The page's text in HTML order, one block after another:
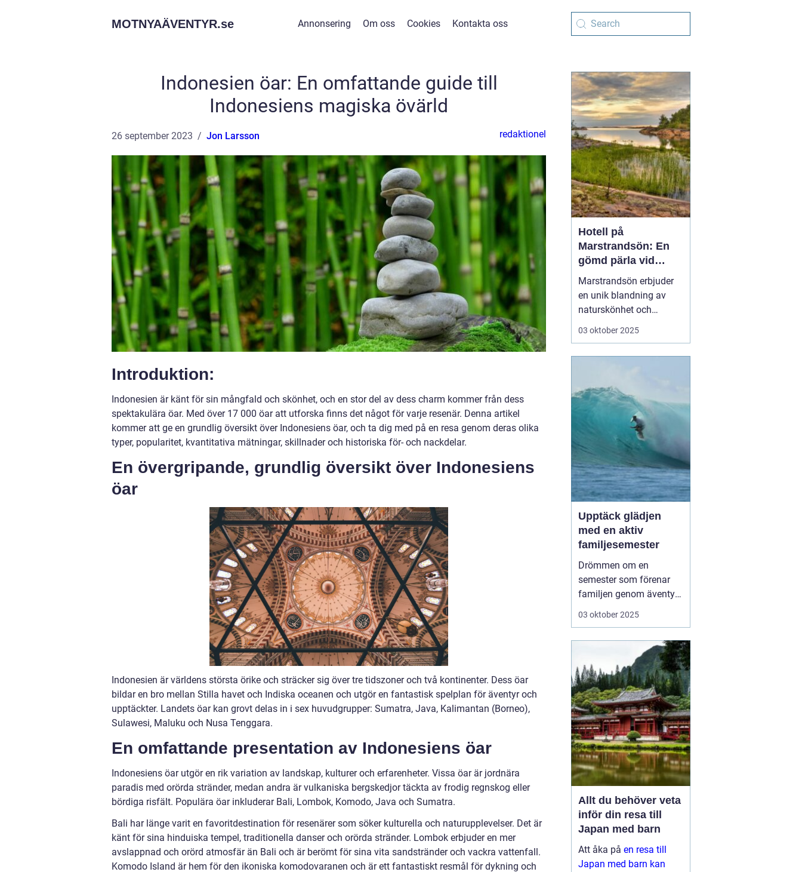
MOTNYAÄVENTYR.se Annonsering Om oss Cookies Kontakta oss
Indonesien öar: En omfattande guide till
Indonesiens magiska övärld
26 september 2023 Jon Larsson redaktionel
Introduktion:
Indonesien är känt för sin mångfald och skönhet, och en stor del av dess charm kommer från dess
spektakulära öar. Med över 17 000 öar att utforska finns det något för varje resenär. Denna artikel
kommer att ge en grundlig översikt över Indonesiens öar, och ta dig med på en resa genom deras olika
typer, popularitet, kvantitativa mätningar, skillnader och historiska för- och nackdelar.
En övergripande, grundlig översikt över Indonesiens
öar
Indonesien är världens största örike och sträcker sig över tre tidszoner och två kontinenter. Dess öar
bildar en bro mellan Stilla havet och Indiska oceanen och utgör en fantastisk spelplan för äventyr och
upptäckter. Landets öar kan grovt delas in i sex huvudgrupper: Sumatra, Java, Kalimantan (Borneo),
Sulawesi, Maluku och Nusa Tenggara.
En omfattande presentation av Indonesiens öar
Indonesiens öar utgör en rik variation av landskap, kulturer och erfarenheter. Vissa öar är jordnära
paradis med orörda stränder, medan andra är vulkaniska bergskedjor täckta av frodig regnskog eller
bördiga risfält. Populära öar inkluderar Bali, Lombok, Komodo, Java och Sumatra.
Bali har länge varit en favoritdestination för resenärer som söker kulturella och naturupplevelser. Det är
känt för sina hinduiska tempel, traditionella danser och orörda stränder. Lombok erbjuder en mer
avslappnad och orörd atmosfär än Bali och är berömt för sina vita sandstränder och vackra vattenfall.
Komodo Island är hem för den ikoniska komodovaranen och är ett fantastiskt resmål för dykning och
Hotell på
Marstrandsön: En
gömd pärla vid
västkusten
Marstrandsön erbjuder
en unik blandning av
naturskönhet och
historisk charm, och är
mysiga hotell och
närheten till natur, kultur
03 oktober 2025
Upptäck glädjen
med en aktiv
familjesemester
Drömmen om en
semester som förenar
familjen genom äventyr
och nya upplevelser är
familjesemester har
blivit ett populärt
alternativ för familjer
som vill tillbringa kvalit...
03 oktober 2025
Allt du behöver veta
inför din resa till
Japan med barn
Att åka på en resa till
Japan med barn kan